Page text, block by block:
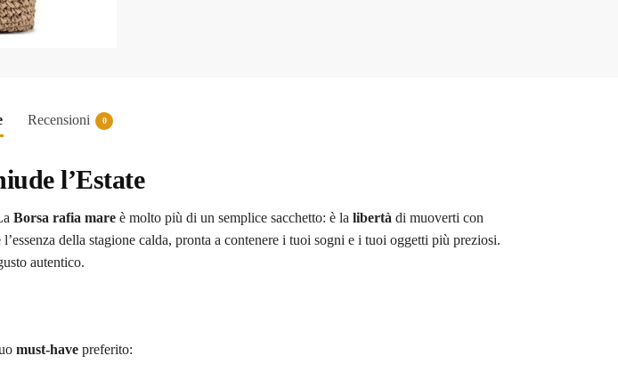
Recensioni 0
l’Estate
Borsa rafia mareè molto più di un semplice sacchetto: è la libertà di muoverti con
l’essenza della stagione calda, pronta a contenere i tuoi sogni e i tuoi oggetti più preziosi.
autentico.
must-havepreferito: